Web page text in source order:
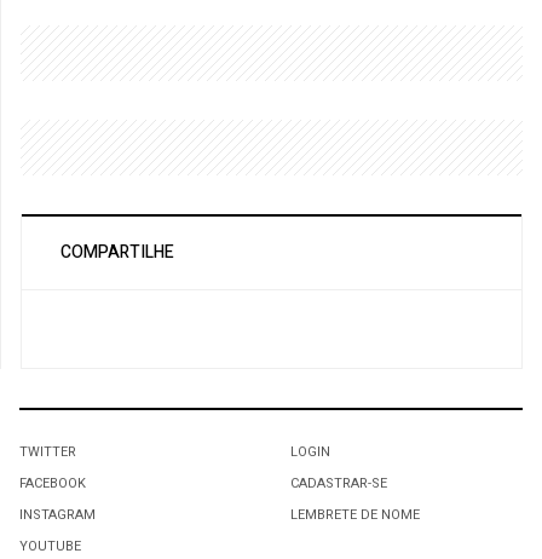
COMPARTILHE
TWITTER
FACEBOOK
INSTAGRAM
YOUTUBE
LOGIN
CADASTRAR-SE
LEMBRETE DE NOME